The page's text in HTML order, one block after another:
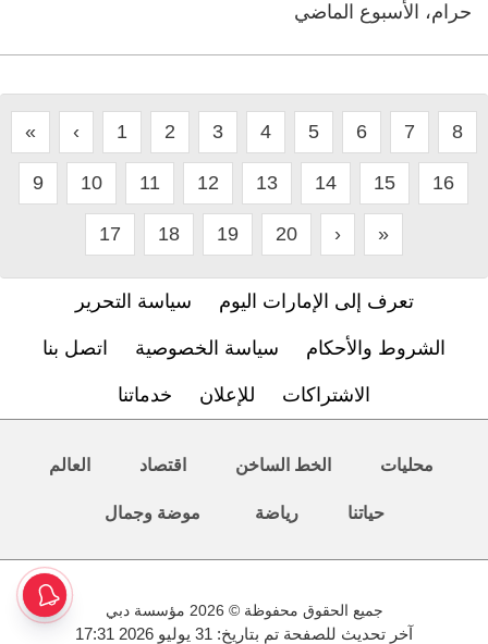
حرام، الأسبوع الماضي
« ‹ 1 2 3 4 5 6 7 8
9 10 11 12 13 14 15 16
17 18 19 20 › »
تعرف إلى الإمارات اليوم سياسة التحرير
الشروط والأحكام سياسة الخصوصية اتصل بنا
الاشتراكات للإعلان خدماتنا
محليات الخط الساخن اقتصاد العالم
حياتنا رياضة موضة وجمال
جميع الحقوق محفوظة © 2026 مؤسسة دبي
آخر تحديث للصفحة تم بتاريخ: 31 يوليو 2026 17:31